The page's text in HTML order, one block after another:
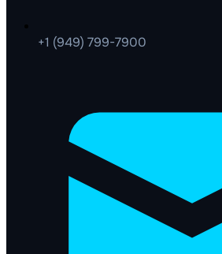
+1 (949) 799-7900